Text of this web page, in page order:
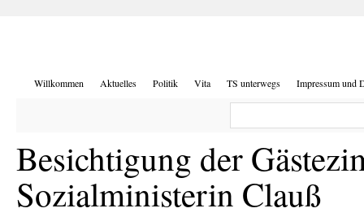
Willkommen Aktuelles Politik Vita TS unterwegs Impressum und
Besichtigung der
Sozialministerin Clauß